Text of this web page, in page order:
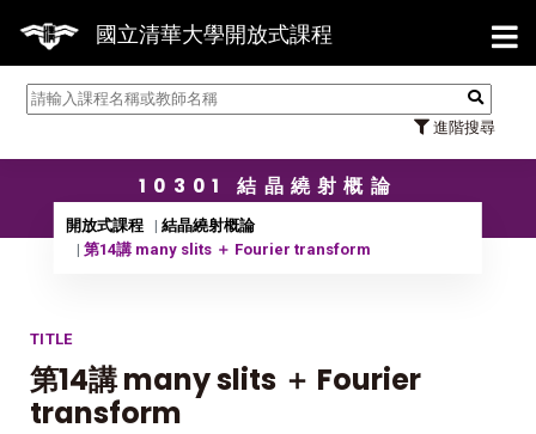
國立清華大學開放式課程
進階搜尋
【
10301 結晶繞射概論
開放式課程
結晶繞射概論
第14講 many slits ＋ Fourier transform
TITLE
第14講 many slits ＋ Fourier
transform